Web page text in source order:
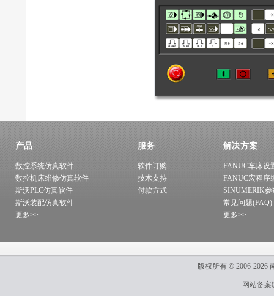
产品
数控系统仿真软件
数控机床维修仿真软件
斯沃PLC仿真软件
斯沃装配仿真软件
更多>>
服务
软件订购
技术支持
付款方式
解决方案
FANUC车床设
FANUC宏程序
SINUMERIK参
常见问题(FAQ)
更多>>
版权所有 © 2006-2026
网站备案